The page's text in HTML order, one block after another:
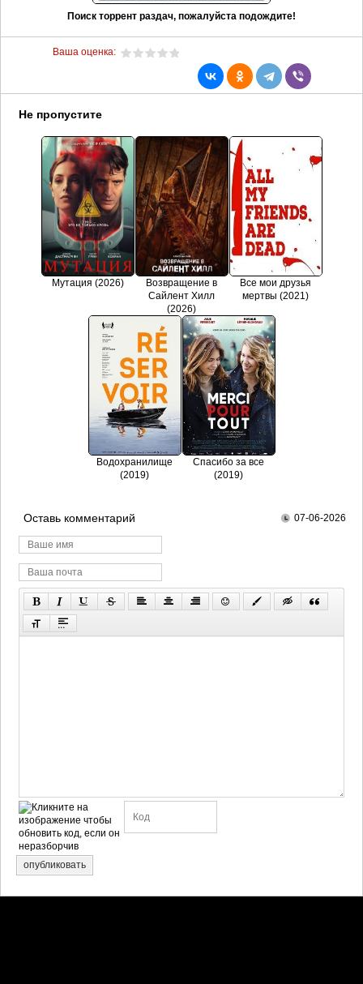
Поиск торрент раздач, пожалуйста подождите!
Ваша оценка:
Не пропустите
Мутация (2026)
Возвращение в
Сайлент Хилл
(2026)
Все мои друзья
мертвы (2021)
Водохранилище
(2019)
Спасибо за все
(2019)
Оставь комментарий 07-06-2026
опубликовать